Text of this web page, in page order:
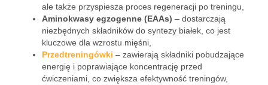
ale także przyspiesza proces regeneracji po treningu,
Aminokwasy egzogenne (EAAs) – dostarczają
niezbędnych składników do syntezy białek, co jest
kluczowe dla wzrostu mięśni,
Przedtreningówki – zawierają składniki pobudzające
energię i poprawiające koncentrację przed
ćwiczeniami, co zwiększa efektywność treningów,